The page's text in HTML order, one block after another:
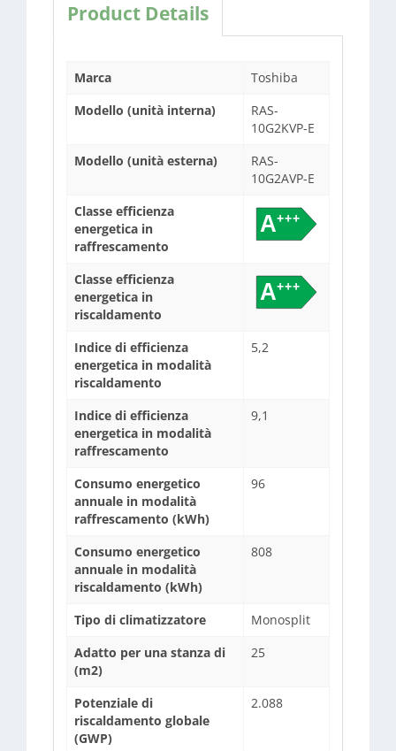
Product Details
Marca
Toshiba
Modello (unità interna)
RAS-
10G2KVP-E
Modello (unità esterna)
RAS-
10G2AVP-E
Classe efficienza
energetica in
raffrescamento
Classe efficienza
energetica in
riscaldamento
Indice di efficienza
energetica in modalità
riscaldamento
5,2
Indice di efficienza
energetica in modalità
raffrescamento
9,1
Consumo energetico
annuale in modalità
raffrescamento (kWh)
96
Consumo energetico
annuale in modalità
riscaldamento (kWh)
808
Tipo di climatizzatore
Monosplit
Adatto per una stanza di
(m2)
25
Potenziale di
riscaldamento globale
(GWP)
2.088